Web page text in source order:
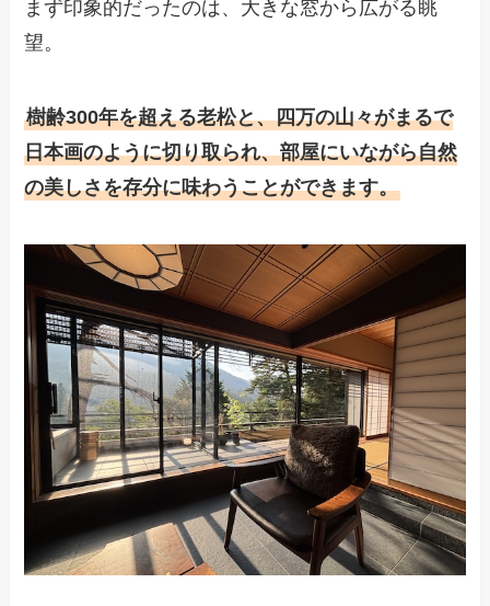
まず印象的だったのは、大きな窓から広がる眺
望。
樹齢300年を超える老松と、四万の山々がまるで
日本画のように切り取られ、部屋にいながら自然
の美しさを存分に味わうことができます。